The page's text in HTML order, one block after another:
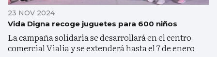
23 NOV 2024
Vida Digna recoge juguetes para 600 niños
La campaña solidaria se desarrollará en el centro
comercial Vialia y se extenderá hasta el 7 de enero